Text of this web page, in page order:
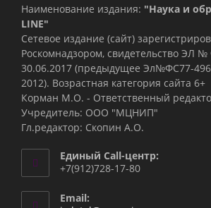
Наименование издания: "Наука и
LINE"
Сетевое издание (сайт)
Роскомнадзором, свидетельство ЭЛ
30.06.2017 (предыдущее Эл№ФC77-
2012). Возрастная категория сайта 6+
Корман М.О. - Ответственный
Учредитель: ООО "МЦНИП"
Гл.редактор: Скопин А.О.
Единый Call-центр:
+7(912)728-17-80
Email: